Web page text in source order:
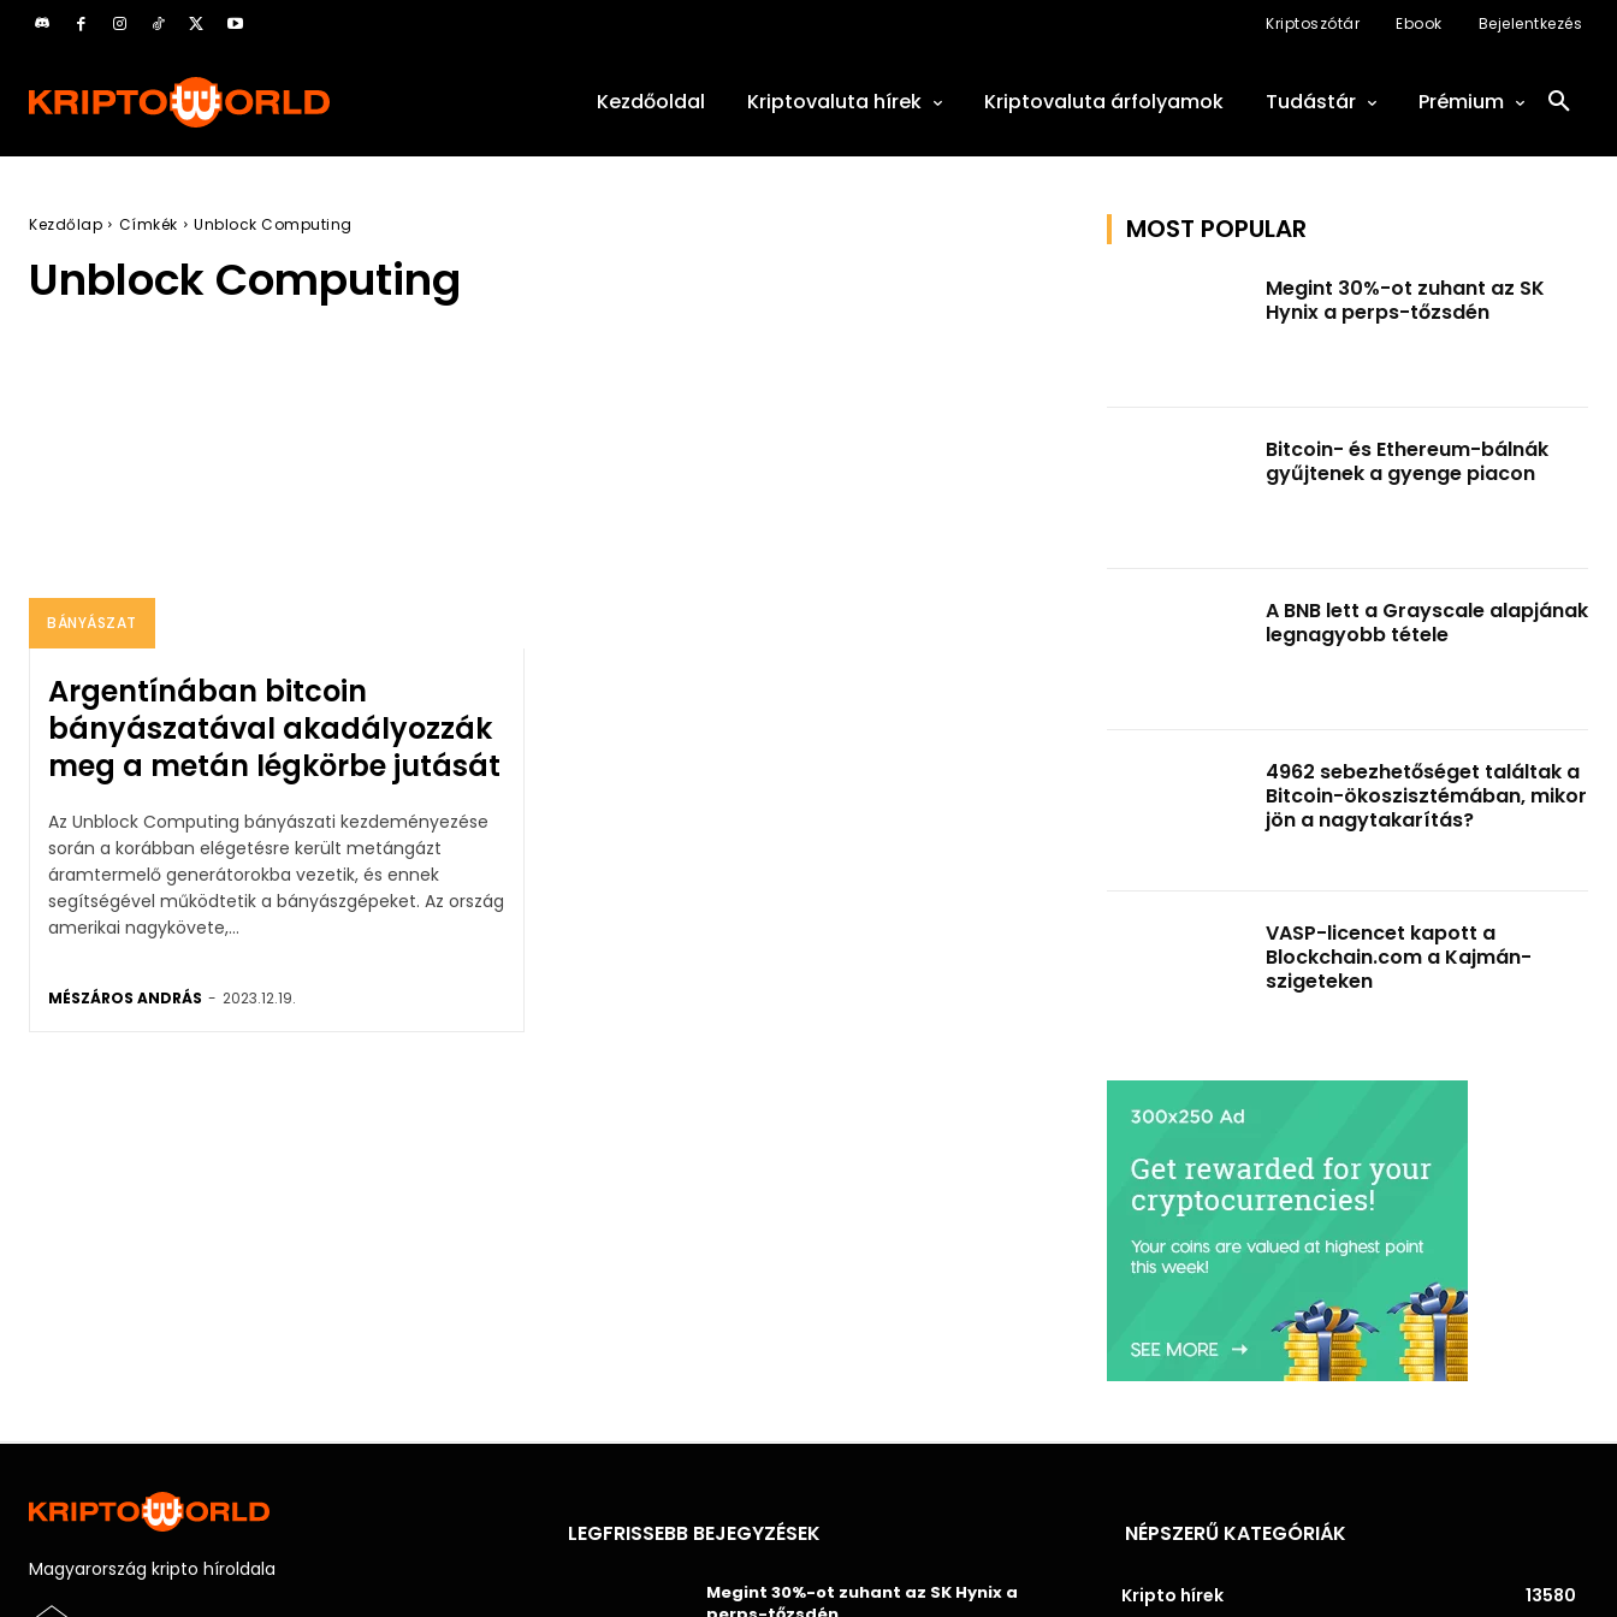
Kriptoszótár Ebook Bejelentkezés
Kezdőoldal Kriptovaluta hírek Kriptovaluta árfolyamok Tudástár Prémium
Kezdőlap Címkék Unblock Computing
Unblock Computing
BÁNYÁSZAT
Argentínában bitcoin
bányászatával akadályozzák
meg a metán légkörbe jutását
Az Unblock Computing bányászati kezdeményezése
során a korábban elégetésre került metángázt
áramtermelő generátorokba vezetik, és ennek
segítségével működtetik a bányászgépeket. Az ország
amerikai nagykövete,...
MÉSZÁROS ANDRÁS - 2023.12.19.
MOST POPULAR
Megint 30%-ot zuhant az SK
Hynix a perps-tőzsdén
Bitcoin- és Ethereum-bálnák
gyűjtenek a gyenge piacon
A BNB lett a Grayscale alapjának
legnagyobb tétele
4962 sebezhetőséget találtak a
Bitcoin-ökoszisztémában, mikor
jön a nagytakarítás?
VASP-licencet kapott a
Blockchain.com a Kajmán-
szigeteken
Magyarország kripto híroldala
LEGFRISSEBB BEJEGYZÉSEK
Megint 30%-ot zuhant az SK Hynix a
NÉPSZERŰ KATEGÓRIÁK
Kripto hírek 13580